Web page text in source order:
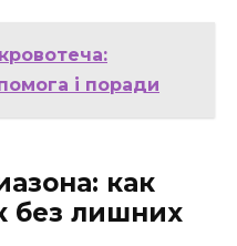
і поради
как
без лишних